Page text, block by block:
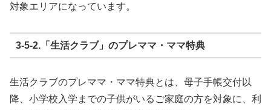
対象エリアになっています。
3-5-2.「生活クラブ」のプレママ・ママ特典
生活クラブのプレママ・ママ特典とは、母子手帳交付以
降、小学校入学までの子供がいるご家庭の方を対象に、利